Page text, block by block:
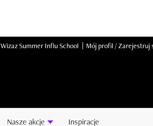
Wizaz Summer Influ School Mój profil / Zarejestruj
Nasze akcje Inspiracje